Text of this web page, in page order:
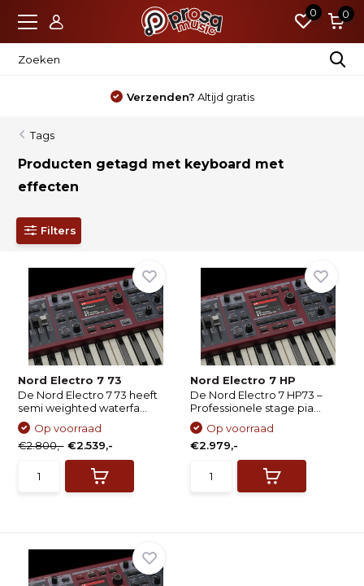
0 0
Verzenden? Altijd gratis
Tags
Producten getagd met keyboard met
effecten
Filters
Nord Electro 7 73
De Nord Electro 7 73 heeft
semi weighted waterfa...
Op voorraad
€2.800,- €2.539,-
Nord Electro 7 HP
De Nord Electro 7 HP73 –
Professionele stage pia...
Op voorraad
€2.979,-